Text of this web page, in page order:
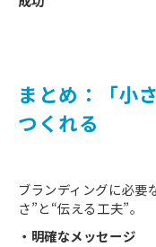
まとめ：「小
つくれる
ブランディングに必要
さ”と“伝える工夫”。
・明確なメッセージ